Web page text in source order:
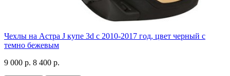
Чехлы на Астра J купе 3d с 2010-2017 год, цвет черный с
темно бежевым
9 000 р. 8 400 р.